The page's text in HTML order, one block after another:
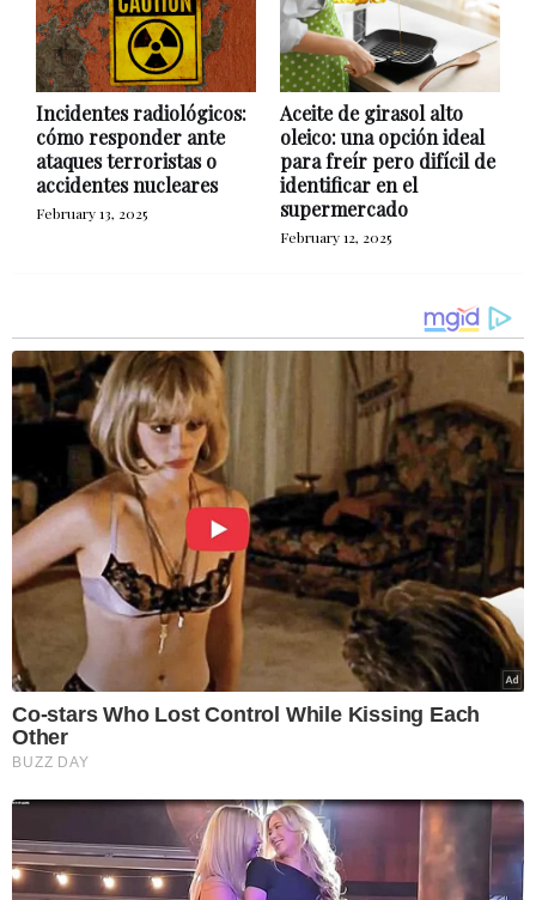
Incidentes radiológicos:
cómo responder ante
ataques terroristas o
accidentes nucleares
February 13, 2025
Aceite de girasol alto
oleico: una opción ideal
para freír pero difícil de
identificar en el
supermercado
February 12, 2025